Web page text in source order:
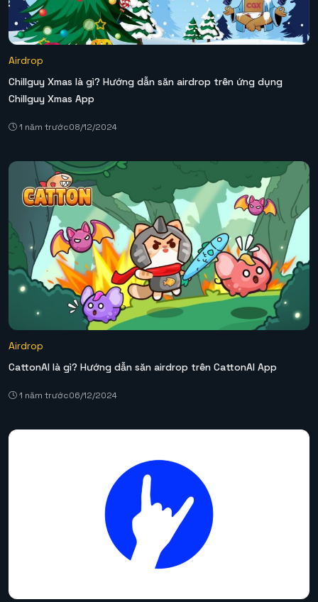
Airdrop
Chillguy Xmas là gì? Hướng dẫn săn airdrop trên ứng dụng
Chillguy Xmas App
1 năm trước08/12/2024
Airdrop
CattonAI là gì? Hướng dẫn săn airdrop trên CattonAI App
1 năm trước06/12/2024